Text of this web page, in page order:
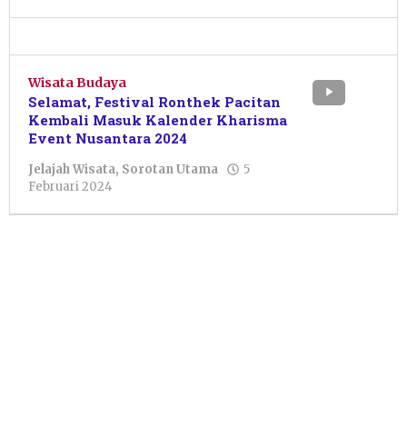
Wulandari
Wisata Budaya
Selamat, Festival Ronthek Pacitan
Kembali Masuk Kalender Kharisma
Event Nusantara 2024
Jelajah Wisata, Sorotan Utama
5
Februari 2024